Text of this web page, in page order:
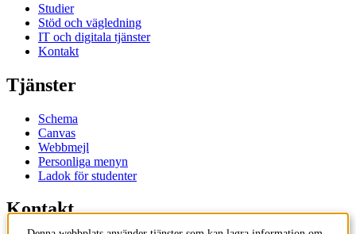
Studier
Stöd och vägledning
IT och digitala tjänster
Kontakt
Tjänster
Schema
Canvas
Webbmejl
Personliga menyn
Ladok för studenter
Kontakt